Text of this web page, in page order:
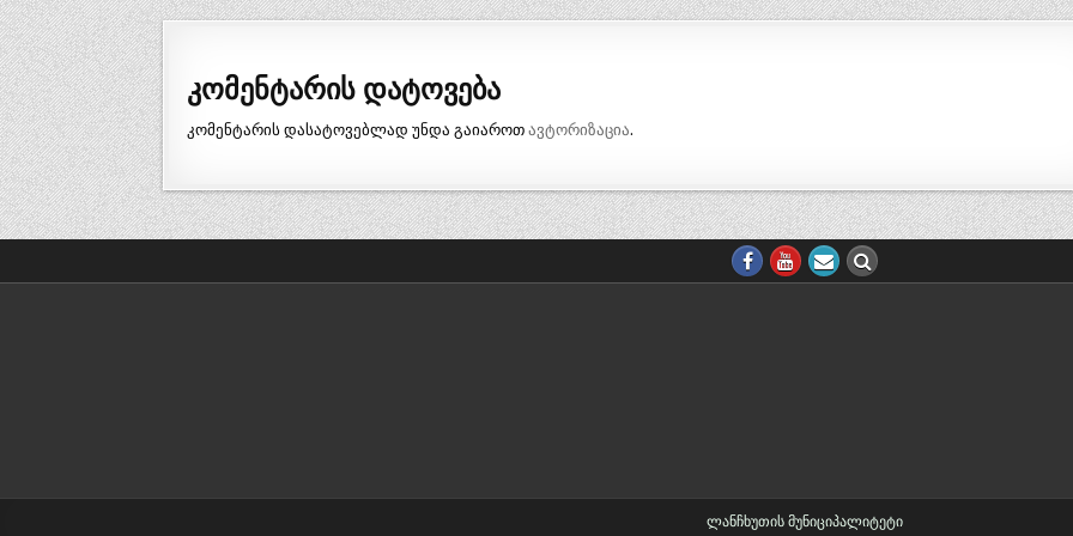
კომენტარის დატოვება
კომენტარის დასატოვებლად უნდა გაიაროთავტორიზაცია.
ლანჩხუთის მუნიციპალიტეტი